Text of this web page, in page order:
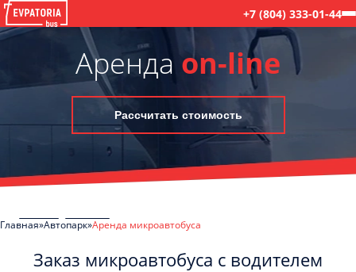
+7 (804) 333-01-44
Аренда on-line
Рассчитать стоимость
Главная Автопарк Аренда микроавтобуса
Заказ микроавтобуса с водителем